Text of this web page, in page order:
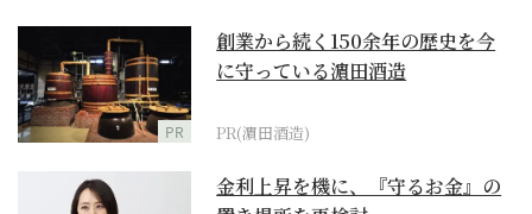
PR
創業から続く150余年の歴史を今
に守っている濵田酒造
PR(濵田酒造)
金利上昇を機に、『守るお金』の